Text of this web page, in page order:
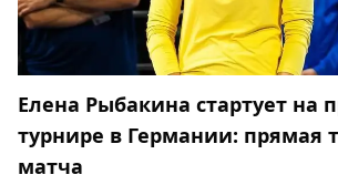
Елена Рыбакина стартует на
турнире в Германии: прямая
матча